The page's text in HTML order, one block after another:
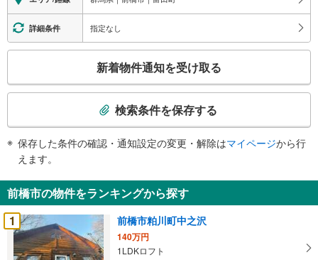
詳細条件 指定なし
検
知
を
受
け
取
新着物件通知を受け取る
検索条件を保存する
保存した条件の確認・通知設定の変更・解除はマイページから行
えます。
前橋市の物件をランキングから探す
1
前橋市粕川町中之沢
140万円
1LDKロフト